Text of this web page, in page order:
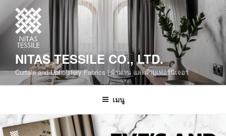
NITAS TESSILE CO., LTD.
Curtain and Upholstery Fabrics | ผ้าม่าน และผ้าบุเฟอร์นิเจอร์
เมนู